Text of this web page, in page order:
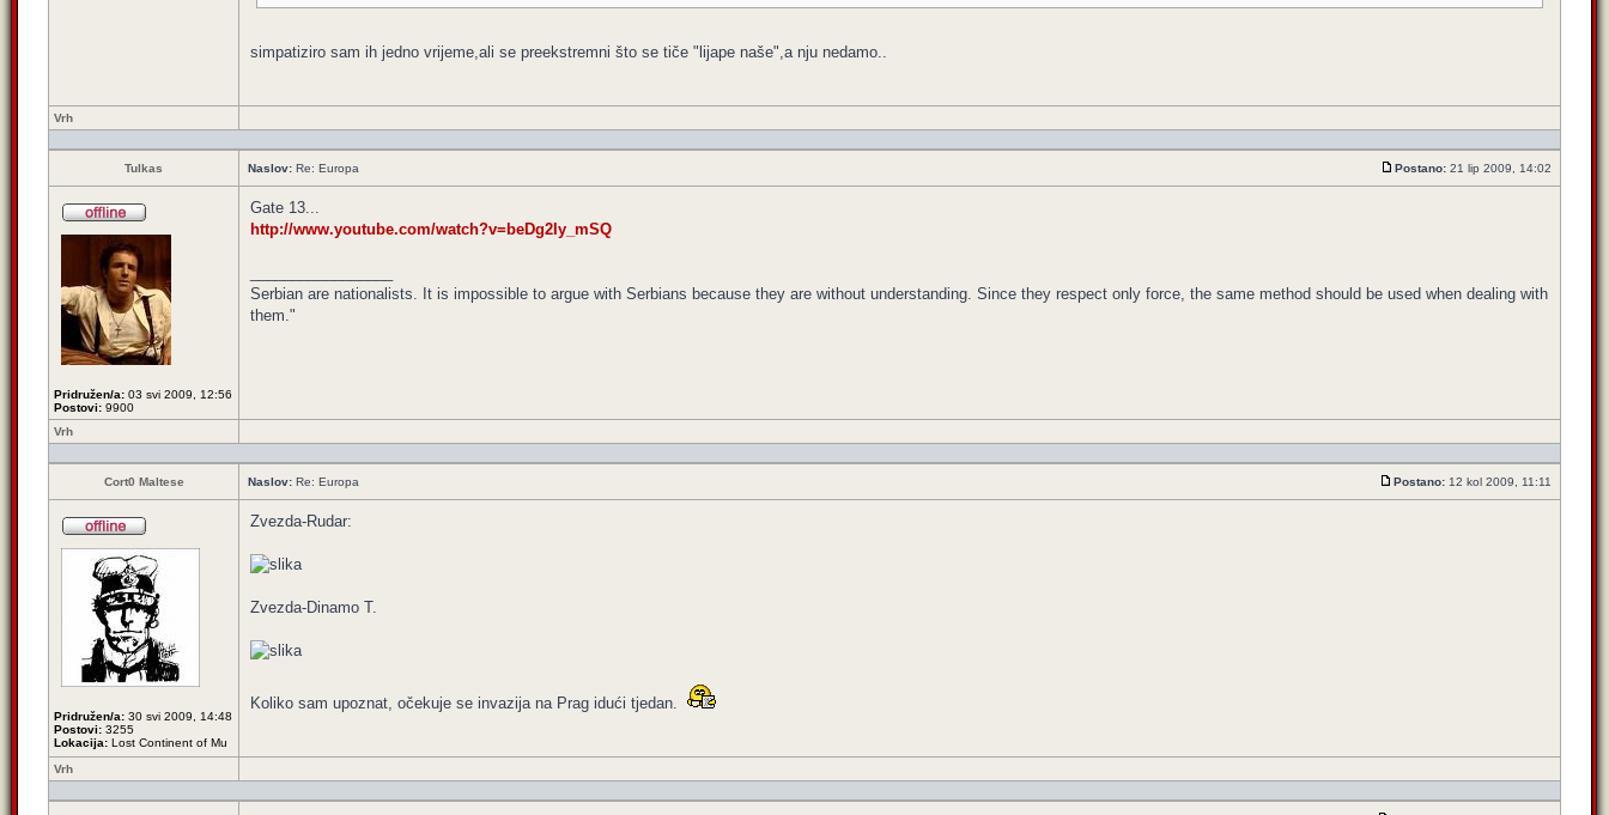
simpatiziro sam ih jedno vrijeme,ali se preekstremni što se tiče "lijape naše",a nju nedamo..
Vrh
Tulkas Naslov: Re: Europa Postano: 21 lip 2009, 14:02
Pridružen/a: 03 svi 2009, 12:56
Postovi: 9900
Gate 13...
http://www.youtube.com/watch?v=beDg2Iy_mSQ
Serbian are nationalists. It is impossible to argue with Serbians because they are without understanding. Since they respect only force, the same method should be used when dealing with
them."
Vrh
Cort0 Maltese Naslov: Re: Europa Postano: 12 kol 2009, 11:11
Pridružen/a: 30 svi 2009, 14:48
Postovi: 3255
Lokacija: Lost Continent of Mu
Zvezda-Rudar:
Zvezda-Dinamo T.
Koliko sam upoznat, očekuje se invazija na Prag idući tjedan.
Vrh